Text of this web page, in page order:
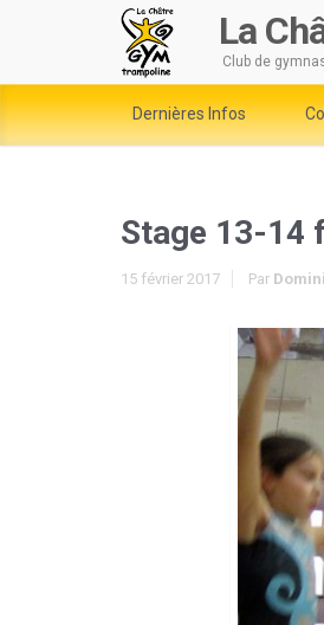
La
Club de
Dernières Infos
Stage 13-14
15 février 2017 Par